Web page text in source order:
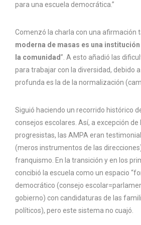
para una escuela democrática.”
Comenzó la charla con una afirmación
moderna de masas es una
la comunidad”. A esto añadió las
para trabajar con la diversidad, debido
profunda es la de la normalización
Siguió haciendo un recorrido histórico
consejos escolares. Así, a excepción de
progresistas, las AMPA eran
(meros instrumentos de las
franquismo. En la transición y en los
concibió la escuela como un espacio
democrático (consejo
gobierno) con candidaturas de las
políticos), pero este sistema no cuajó.